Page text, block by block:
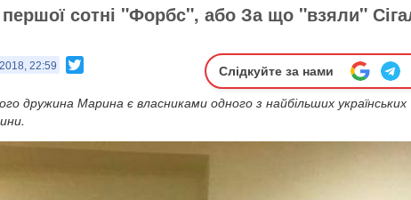
сотні "Форбс", або За що "взяли"
22:59 Слідкуйте за нами
дружина Марина є власниками одного з найбільших українських